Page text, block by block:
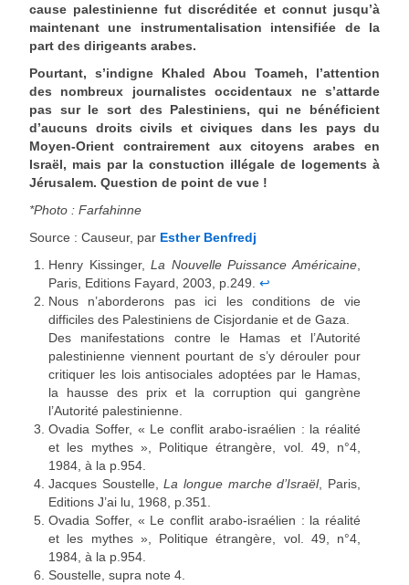
cause palestinienne fut discréditée et connut jusqu’à
maintenant une instrumentalisation intensifiée de la
part des dirigeants arabes.
Pourtant, s’indigne Khaled Abou Toameh, l’attention
des nombreux journalistes occidentaux ne s’attarde
pas sur le sort des Palestiniens, qui ne bénéficient
d’aucuns droits civils et civiques dans les pays du
Moyen-Orient contrairement aux citoyens arabes en
Israël, mais par la constuction illégale de logements à
Jérusalem. Question de point de vue !
*Photo : Farfahinne
Source : Causeur, par Esther Benfredj
Henry Kissinger, La Nouvelle Puissance Américaine
Paris, Editions Fayard, 2003, p.249. ↩
Nous n’aborderons pas ici les conditions de vie
difficiles des Palestiniens de Cisjordanie et de Gaza.
Des manifestations contre le Hamas et l’Autorité
palestinienne viennent pourtant de s’y dérouler pour
critiquer les lois antisociales adoptées par le Hamas,
la hausse des prix et la corruption qui gangrène
l’Autorité palestinienne.
Ovadia Soffer, « Le conflit arabo-israélien : la réalité
et les mythes », Politique étrangère, vol. 49, n°4,
1984, à la p.954.
Jacques Soustelle,
La longue marche d’Israël, Paris,
Editions J’ai lu, 1968, p.351.
Ovadia Soffer, « Le conflit arabo-israélien : la réalité
et les mythes », Politique étrangère, vol. 49, n°4,
1984, à la p.954.
Soustelle, supra note 4.